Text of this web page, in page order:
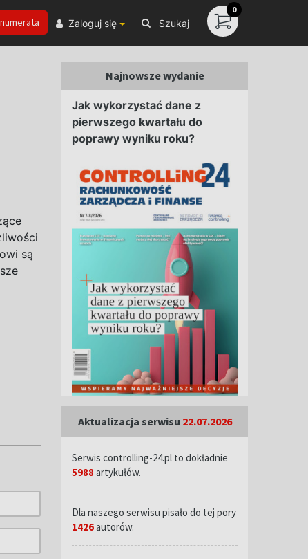
Zaloguj się Szukaj
0
są
Najnowsze wydanie
Jak wykorzystać dane z
pierwszego kwartału do
poprawy wyniku roku?
Aktualizacja serwisu 22.07.2026
Serwis controlling-24.pl to dokładnie
5988 artykułów.
Dla naszego serwisu pisało do tej pory
1426autorów.